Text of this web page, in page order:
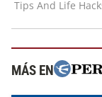
MÁS EN